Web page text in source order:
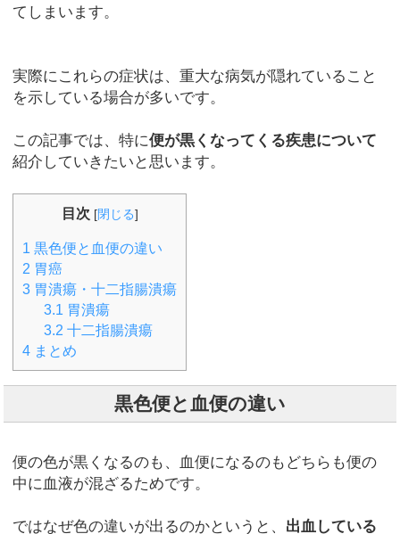
てしまいます。
実際にこれらの症状は、重大な病気が隠れていること
を示している場合が多いです。
この記事では、特に便が黒くなってくる疾患について
紹介していきたいと思います。
目次 [閉じる]
1 黒色便と血便の違い
2 胃癌
3 胃潰瘍・十二指腸潰瘍
3.1 胃潰瘍
3.2 十二指腸潰瘍
4 まとめ
黒色便と血便の違い
便の色が黒くなるのも、血便になるのもどちらも便の
中に血液が混ざるためです。
ではなぜ色の違いが出るのかというと、 出血している